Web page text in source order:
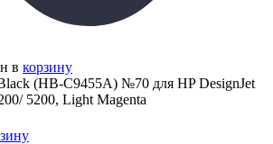
в корзину
(HB-C9455A) №70 для HP DesignJet
5200, Light Magenta